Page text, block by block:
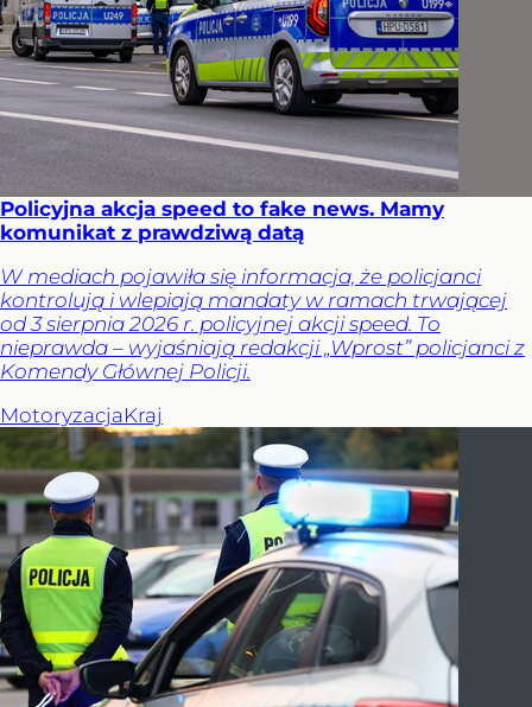
Policyjna akcja speed to fake news. Mamy
komunikat z prawdziwą datą
W mediach pojawiła się informacja, że policjanci
kontrolują i wlepiają mandaty w ramach trwającej
od 3 sierpnia 2026 r. policyjnej akcji speed. To
nieprawda – wyjaśniają redakcji „Wprost” policjanci z
Komendy Głównej Policji.
MotoryzacjaKraj